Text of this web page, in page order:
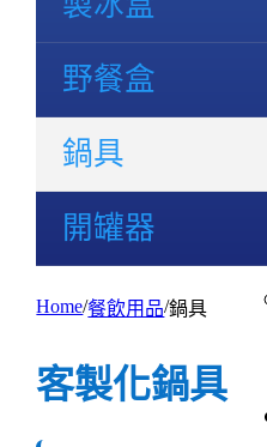
野餐盒
鍋具
開罐器
Home 餐飲用品 鍋具
客製化鍋具